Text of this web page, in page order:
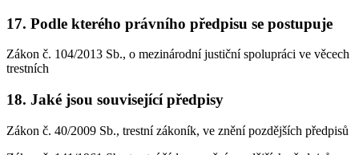
17. Podle kterého právního předpisu se postupuje
Zákon č. 104/2013 Sb., o mezinárodní justiční spolupráci ve věcech
trestních
18. Jaké jsou související předpisy
Zákon č. 40/2009 Sb., trestní zákoník, ve znění pozdějších předpisů